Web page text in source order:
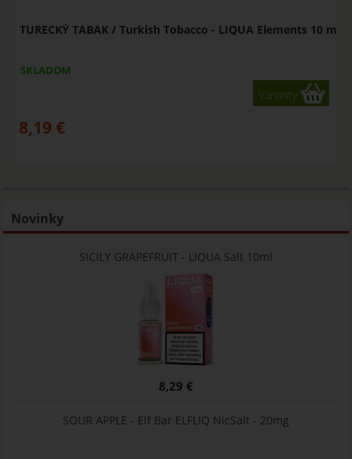
TURECKÝ TABAK / Turkish Tobacco - LIQUA Elements 10 ml
SKLADOM
Varianty
8,19 €
Novinky
SICILY GRAPEFRUIT - LIQUA Salt 10ml
8,29 €
SOUR APPLE - Elf Bar ELFLIQ NicSalt - 20mg